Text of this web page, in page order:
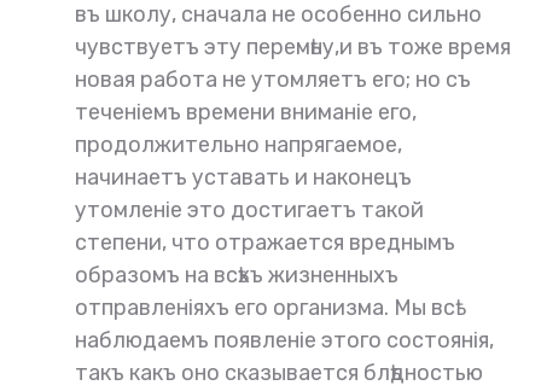
въ школу, сначала не особенно сильно
чувствуетъ эту перемѣну,и въ тоже время
новая работа не утомляетъ его; но съ
теченіемъ времени вниманіе его,
продолжительно напрягаемое,
начинаетъ уставать и наконецъ
утомленіе это достигаетъ такой
степени, что отражается вреднымъ
образомъ на всѣхъ жизненныхъ
отправленіяхъ его организма. Мы всѣ
наблюдаемъ появленіе этого состоянія,
такъ какъ оно сказывается блѣдностью